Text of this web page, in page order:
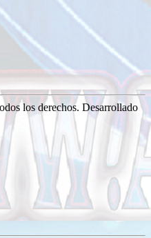
los derechos. Desarrollado